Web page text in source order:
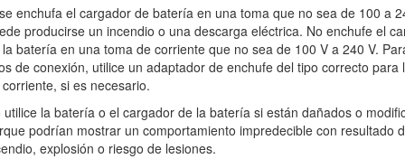
enchufa el cargador de batería en una toma que no sea de 100 a
producirse un incendio o una descarga eléctrica. No enchufe el
batería en una toma de corriente que no sea de 100 V a 240 V.
de conexión, utilice un adaptador de enchufe del tipo correcto para
si es necesario.
utilice la batería o el cargador de la batería si están dañados o
podrían mostrar un comportamiento impredecible con resultado
explosión o riesgo de lesiones.
Símbolo de alerta de seguridad
Importantellama la atención sobre información mecánica
aplicables; si desea más detalles, consulte la Declaración de